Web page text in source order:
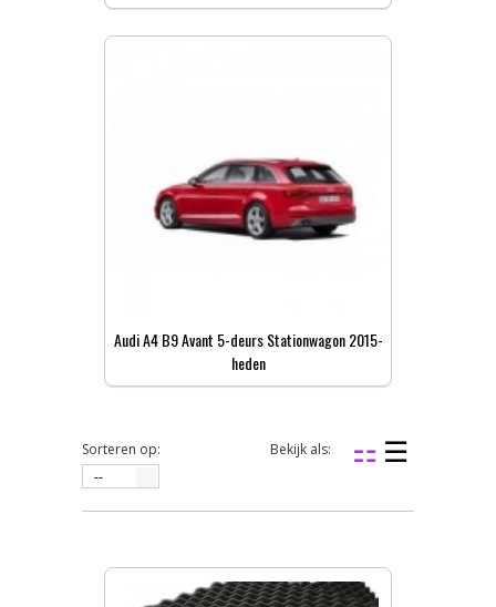
Audi A4 B9 Avant 5-deurs Stationwagon 2015-
heden
Sorteren op:
--
Bekijk als: